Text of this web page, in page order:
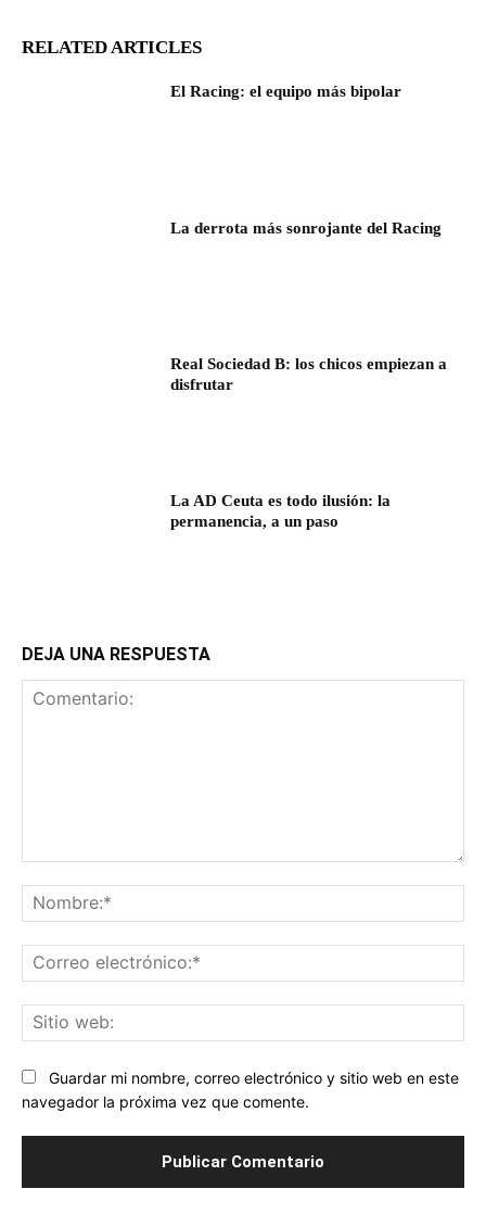
RELATED ARTICLES
El Racing: el equipo más bipolar
La derrota más sonrojante del Racing
Real Sociedad B: los chicos empiezan a
disfrutar
La AD Ceuta es todo ilusión: la
permanencia, a un paso
DEJA UNA RESPUESTA
Guardar mi nombre, correo electrónico y sitio web en este
navegador la próxima vez que comente.